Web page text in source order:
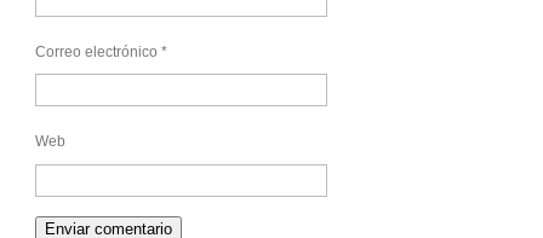
Correo electrónico *
Web